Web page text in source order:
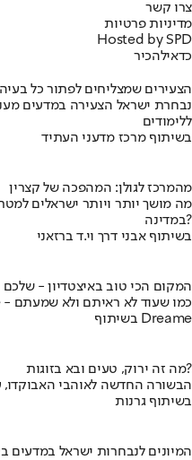
צרו קשר
מדיניות פרטיות
Hosted by SPD
כדאילהכיר
הצעירים שמצליחים לפתור כל
נבחרת ישראל הצעירה במדעים
ללימודים
בשיתוף מרכז מדעני העתיד
מהמרכז לגולן: המהפכה של קצרין
מה מושך יותר ויותר ישראלים
במדינה?
בשיתוף אבני דרך וי.ד ברזאני
המקום הכי טוב באיצטדיון - שלכם
המונדיאל עם מסכי Dreame - כמו שעוד לא ראיתם ולא שמעתם
בשיתוף Dreame
מה זה ירוק, טעים ובא בזוגות?
הבשורה החדשה לאוהבי
בשיתוף גרנות
המיונים לנבחרות ישראל במדעים